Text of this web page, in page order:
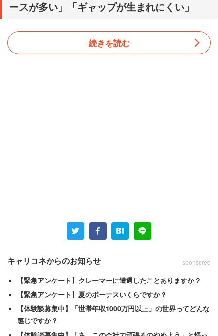
ースが多い」「ギャップが生まれにくい」
（44％）だった。具体的には、
「自身の強みや、できる仕事、やりたい仕事が明確
な方は、その理由で会社選びをされて入社を決意さ
れるので、うまくいくケースが多いです」
「自身のスキルを活かせる環境へ転職するので、仕
事上のギャップは生まれにくい」
続きを読む
キャリコネからのお知らせ sponsored
【緊急アンケート】クレーマーに遭遇したことありますか？
【緊急アンケート】夏のボーナスいくらですか？
【体験談募集中】「世帯年収1000万円以上」の世界ってどんな
感じですか？